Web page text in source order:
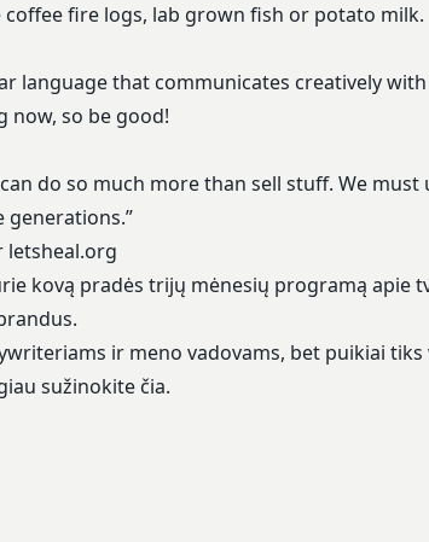
fire logs, lab grown fish or potato milk.
language that communicates creatively
now, so be good!
do so much more than sell stuff. We
letsheal.org
kovą pradės trijų mėnesių programą apie
ir meno vadovams, bet puikiai
sužinokite čia.